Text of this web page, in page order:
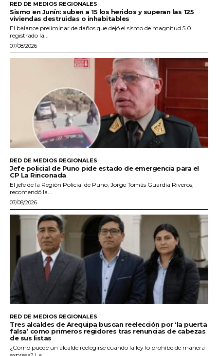
RED DE MEDIOS REGIONALES
Sismo en Junín: suben a 15 los heridos y superan las 125
viviendas destruidas o inhabitables
El balance preliminar de daños que dejó el sismo de magnitud 5.0
registrado la...
07/08/2026
RED DE MEDIOS REGIONALES
Jefe policial de Puno pide estado de emergencia para el
CP La Rinconada
El jefe de la Región Policial de Puno, Jorge Tomás Guardia Riveros,
recomendó la...
07/08/2026
RED DE MEDIOS REGIONALES
Tres alcaldes de Arequipa buscan reelección por ‘la puerta
falsa’ como primeros regidores tras renuncias de cabezas
de sus listas
¿Cómo puede un alcalde reelegirse cuando la ley lo prohíbe de manera